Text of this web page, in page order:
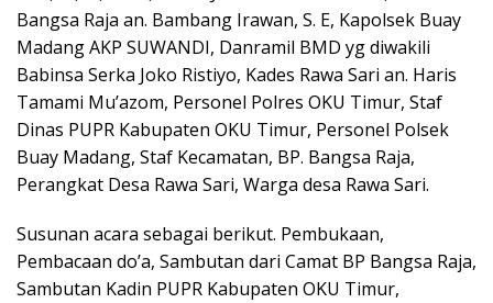
Bangsa Raja an. Bambang Irawan, S. E, Kapolsek Buay
Madang AKP SUWANDI, Danramil BMD yg diwakili
Babinsa Serka Joko Ristiyo, Kades Rawa Sari an. Haris
Tamami Mu’azom, Personel Polres OKU Timur, Staf
Dinas PUPR Kabupaten OKU Timur, Personel Polsek
Buay Madang, Staf Kecamatan, BP. Bangsa Raja,
Perangkat Desa Rawa Sari, Warga desa Rawa Sari.
Susunan acara sebagai berikut. Pembukaan,
Pembacaan do’a, Sambutan dari Camat BP Bangsa Raja,
Sambutan Kadin PUPR Kabupaten OKU Timur,